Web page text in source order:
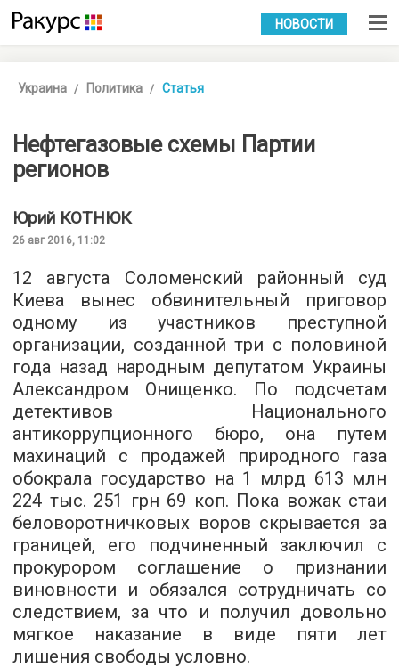
УКР РУС
НОВОСТИ
Украина Политика Статья
Нефтегазовые схемы Партии
регионов
Юрий КОТНЮК
26 авг 2016, 11:02
12 августа Соломенский районный суд
Киева вынес обвинительный приговор
одному из участников преступной
организации, созданной три с половиной
года назад народным депутатом Украины
Александром Онищенко. По подсчетам
детективов Национального
антикоррупционного бюро, она путем
махинаций с продажей природного газа
обокрала государство на 1 млрд 613 млн
224 тыс. 251 грн 69 коп. Пока вожак стаи
беловоротничковых воров скрывается за
границей, его подчиненный заключил с
прокурором соглашение о признании
виновности и обязался сотрудничать со
следствием, за что и получил довольно
мягкое наказание в виде пяти лет
лишения свободы условно.